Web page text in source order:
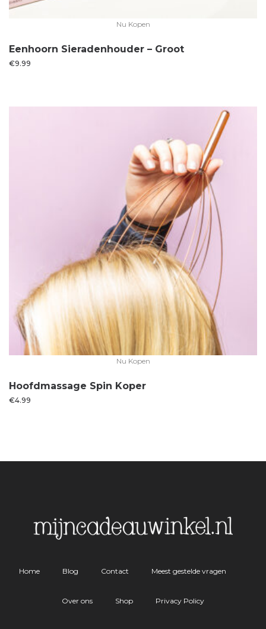
Nu Kopen
Eenhoorn Sieradenhouder – Groot
€9.99
Nu Kopen
Hoofdmassage Spin Koper
€4.99
Home Blog Contact Meest gestelde vragen
Over ons Shop Privacy Policy